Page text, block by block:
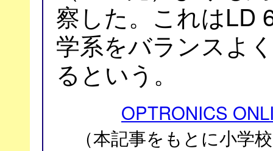
察した。これはLD
学系をバランスよ
るという。
OPTRONICS
（本記事をもとに⼩学